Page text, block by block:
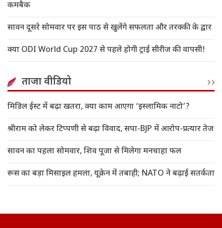
कमबैक
सावन दूसरे सोमवार पर इस पाठ से खुलेंगे सफलता और तरक्की के द्वार
क्या ODI World Cup 2027 से पहले होगी ट्राई सीरीज की वापसी!
ताजा वीडियो
मिडिल ईस्ट में बढ़ा खतरा, क्या काम आएगा ‘इस्लामिक नाटो’?
श्रीराम को लेकर टिप्पणी से बढ़ा विवाद, सपा-BJP में आरोप-प्रत्यार तेज
सावन का पहला सोमवार, शिव पूजा से मिलेगा मनचाहा फल
रूस का बड़ा मिसाइल हमला, यूक्रेन में तबाही; NATO ने बढ़ाई सतर्कता